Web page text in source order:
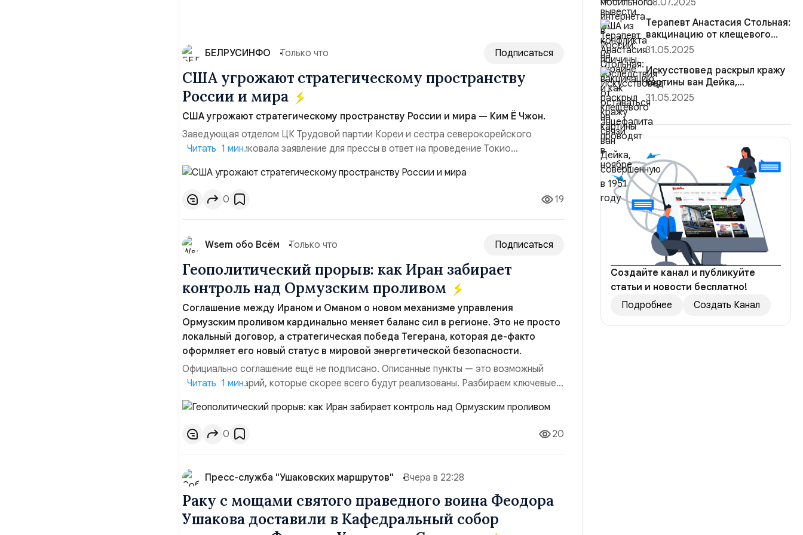
БЕЛРУСИНФО Только что Подписаться
США угрожают стратегическому пространству
России и мира
США угрожают стратегическому пространству России и мира — Ким Ё Чжон.
Заведующая отделом ЦК Трудовой партии Кореи и сестра северокорейского
лидера опубликовала заявление для прессы в ответ на проведение Токио
совместных с флотом США запусков крылатых ракет Томагавк.«Япония отбросила
обманчивую видимость „исключительно оборонительной страны“ и выносит вопрос
о собственном ядерном вооружении на всеобщее обозрение, одновреме...
Читать 1 мин.
0 19
Wsem обо Всём Только что Подписаться
Геополитический прорыв: как Иран забирает
контроль над Ормузским проливом
Соглашение между Ираном и Оманом о новом механизме управления
Ормузским проливом кардинально меняет баланс сил в регионе. Это не просто
локальный договор, а стратегическая победа Тегерана, которая де-факто
оформляет его новый статус в мировой энергетической безопасности.
Официально соглашение ещё не подписано. Описанные пункты — это возможный
рабочий сценарий, которые скорее всего будут реализованы. Разбираем ключевые
тезисы и последствия этого соглашения: 1. Новые доли контроля (75 на 25) Было:
Ранее Иран и Оман контролировали пролив на паритетных началах — 50/50. Стало:
Новое соглашение закрепляет за Ираном ...
Читать 1 мин.
0 20
Пресс-служба "Ушаковских маршрутов" Вчера в 22:28
Раку с мощами святого праведного воина Феодора
Ушакова доставили в Кафедральный собор
08.07.2025
Терапевт Анастасия Стольная:
вакцинацию от клещевого
энцефалита проводят в н...
31.05.2025
Искусствовед раскрыл кражу
картины ван Дейка,
совершенную в 1951 году
31.05.2025
Создайте канал и публикуйте
статьи и новости бесплатно!
Подробнее
Создать Канал